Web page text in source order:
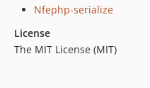
Nfephp-serialize
License
The MIT License (MIT)